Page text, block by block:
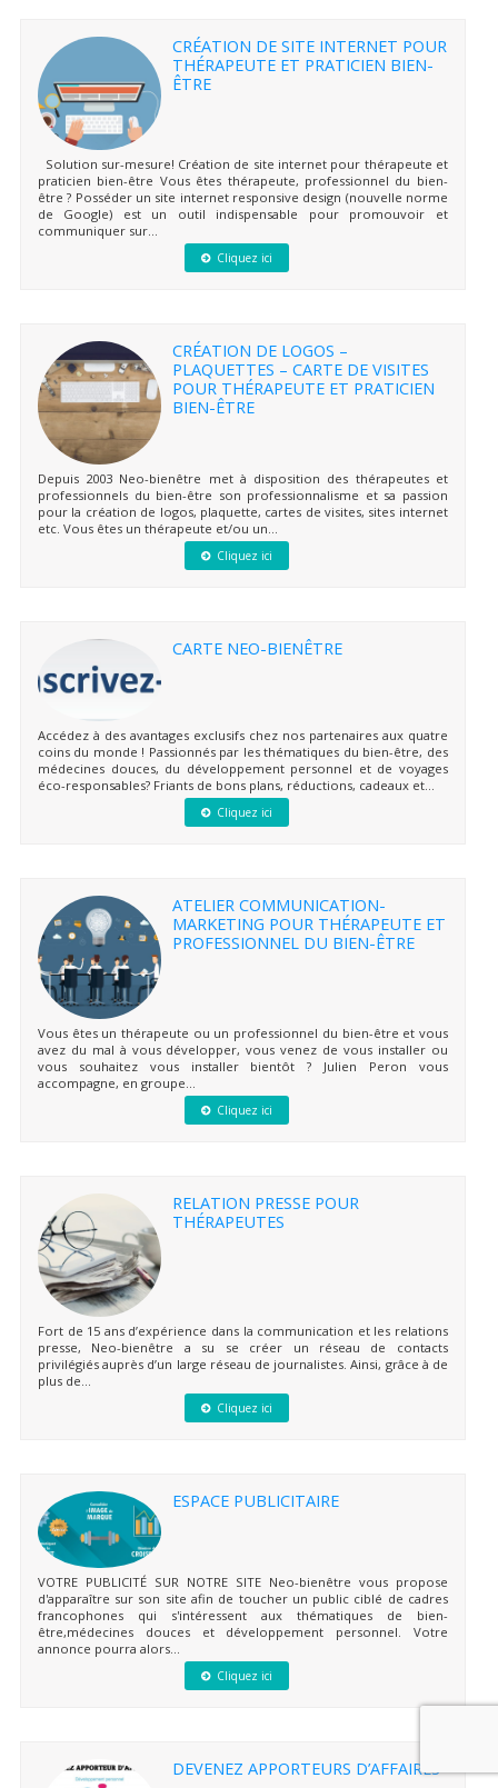
CRÉATION DE SITE INTERNET POUR
THÉRAPEUTE ET PRATICIEN BIEN-
ÊTRE
Solution sur-mesure! Création de site internet pour thérapeute et
praticien bien-être Vous êtes thérapeute, professionnel du bien-
être ? Posséder un site internet responsive design (nouvelle norme
de Google) est un outil indispensable pour promouvoir et
communiquer sur...
Cliquez ici
CRÉATION DE LOGOS –
PLAQUETTES – CARTE DE VISITES
POUR THÉRAPEUTE ET PRATICIEN
BIEN-ÊTRE
Depuis 2003 Neo-bienêtre met à disposition des thérapeutes et
professionnels du bien-être son professionnalisme et sa passion
pour la création de logos, plaquette, cartes de visites, sites internet
etc. Vous êtes un thérapeute et/ou un...
Cliquez ici
CARTE NEO-BIENÊTRE
Accédez à des avantages exclusifs chez nos partenaires aux quatre
coins du monde ! Passionnés par les thématiques du bien-être, des
médecines douces, du développement personnel et de voyages
éco-responsables? Friants de bons plans, réductions, cadeaux et...
Cliquez ici
ATELIER COMMUNICATION-
MARKETING POUR THÉRAPEUTE ET
PROFESSIONNEL DU BIEN-ÊTRE
Vous êtes un thérapeute ou un professionnel du bien-être et vous
avez du mal à vous développer, vous venez de vous installer ou
vous souhaitez vous installer bientôt ? Julien Peron vous
accompagne, en groupe...
Cliquez ici
RELATION PRESSE POUR
THÉRAPEUTES
Fort de 15 ans d’expérience dans la communication et les relations
presse, Neo-bienêtre a su se créer un réseau de contacts
privilégiés auprès d’un large réseau de journalistes. Ainsi, grâce à de
plus de...
Cliquez ici
ESPACE PUBLICITAIRE
VOTRE PUBLICITÉ SUR NOTRE SITE Neo-bienêtre vous propose
d'apparaître sur son site afin de toucher un public ciblé de cadres
francophones qui s'intéressent aux thématiques de bien-
être,médecines douces et développement personnel. Votre
annonce pourra alors...
Cliquez ici
DEVENEZ APPORTEURS D’AFFAIRES